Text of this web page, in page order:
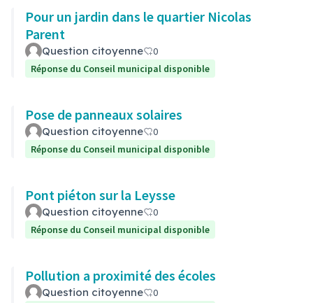
Pour un jardin dans le quartier Nicolas
Parent
Question citoyenne
0
Réponse du Conseil municipal disponible
Pose de panneaux solaires
Question citoyenne
0
Réponse du Conseil municipal disponible
Pont piéton sur la Leysse
Question citoyenne
0
Réponse du Conseil municipal disponible
Pollution a proximité des écoles
Question citoyenne
0